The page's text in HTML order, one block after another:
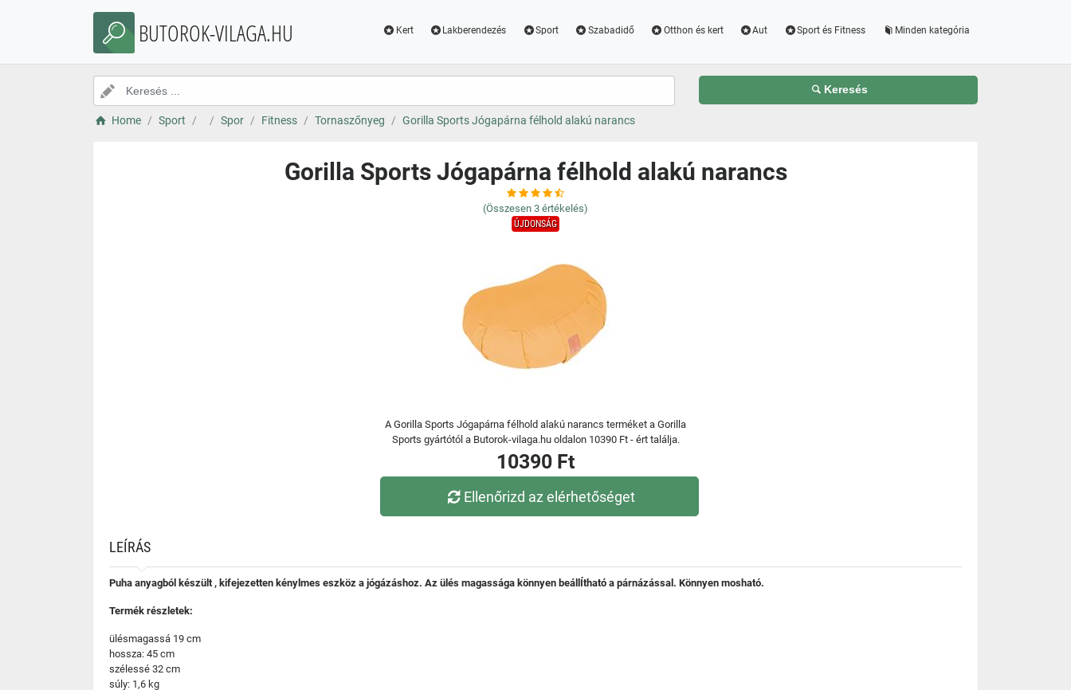
BUTOROK-VILAGA.HU Kert Lakberendezés Sport Szabadidő Otthon és kert Aut Sport és Fitness Minden kategória
Keresés
Home Sport Spor Fitness Tornaszőnyeg Gorilla Sports Jógapárna félhold alakú narancs
Gorilla Sports Jógapárna félhold alakú narancs
(Összesen 3 értékelés)
ÚJDONSÁG
A Gorilla Sports Jógapárna félhold alakú narancs terméket a Gorilla
Sports gyártótól a Butorok-vilaga.hu oldalon 10390 Ft - ért találja.
10390 Ft
Ellenőrizd az elérhetőséget
LEÍRÁS
Puha anyagból készült , kifejezetten kénylmes eszköz a jógázáshoz. Az ülés magassága könnyen beállÍtható a párnázással. Könnyen mosható.
Termék részletek:
ülésmagassá 19 cm
hossza: 45 cm
szélessé 32 cm
súly: 1,6 kg